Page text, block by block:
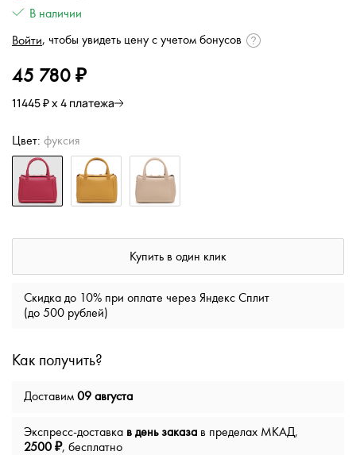
В наличии
Войти, чтобы увидеть цену с учетом бонусов
45 780 ₽
11445 ₽ х 4 платежа
Цвет: фуксия
Купить в один клик
Скидка до 10% при оплате через Яндекс Сплит
(до 500 рублей)
Как получить?
Доставим 09 августа
Экспресс-доставка в день заказа в пределах МКАД,
2500 ₽, бесплатно